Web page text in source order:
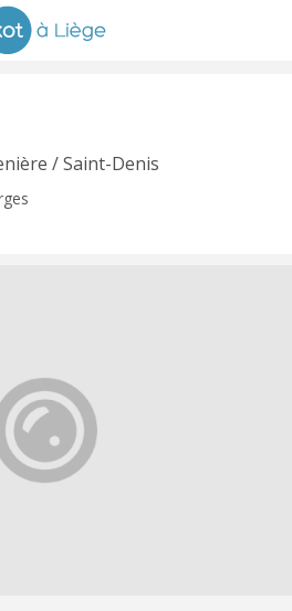
/ Saint-Denis